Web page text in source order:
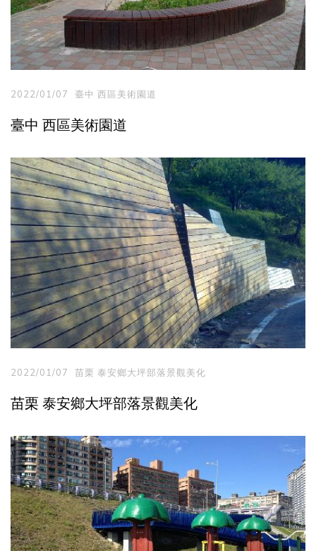
2022/01/07 臺中 西區美術園道
臺中 西區美術園道
2022/01/07 苗栗 泰安鄉大坪部落景觀美化
苗栗 泰安鄉大坪部落景觀美化